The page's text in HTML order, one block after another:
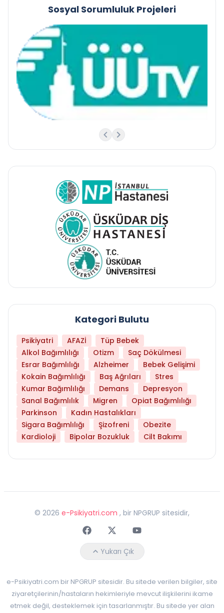
Sosyal Sorumluluk Projeleri
Kategori Bulutu
Psikiyatri AFAZİ
Tüp Bebek
Alkol Bağımlılığı
Otizm
Saç Dökülmesi
Esrar Bağımlılığı
Alzheimer
Bebek Gelişimi
Kokain Bağımlılığı
Baş Ağrıları
Stres
Kumar Bağımlılığı
Demans
Depresyon
Sanal Bağımlılık
Migren
Opiat Bağımlılığı
Parkinson
Kadın Hastalıkları
Sigara Bağımlılığı
Şizofreni
Obezite
Kardioloji
Bipolar Bozukluk Cilt Bakımı
© 2026 e-Psikiyatri.com , bir NPGRUP sitesidir,
FaceebokTwitterYoutube
Yukarı Çık
e-Psikiyatri.com bir NPGRUP sitesidir. Bu sitede verilen bilgiler, site
ziyaretçilerinin/hastaların hekimleriyle mevcut ilişkilerini ikame
etmek değil, desteklemek için tasarlanmıştır. Bu sitede yer alan